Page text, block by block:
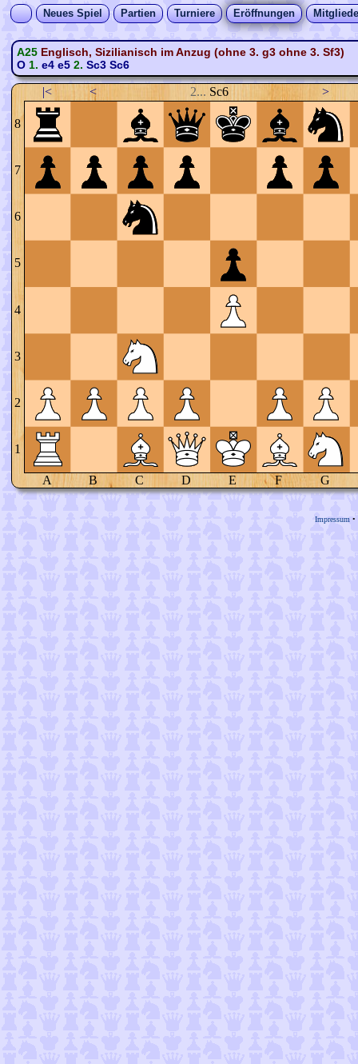
Neues Spiel Partien Turniere Eröffnungen
A25 Englisch, Sizilianisch im Anzug (ohne 3. g3 ohne 3. Sf3)
O1. e4 e52. Sc3 Sc6
|< < 2... Sc6 >
8
7
6
5
4
3
2
1
A B C D E F G
Impressum •